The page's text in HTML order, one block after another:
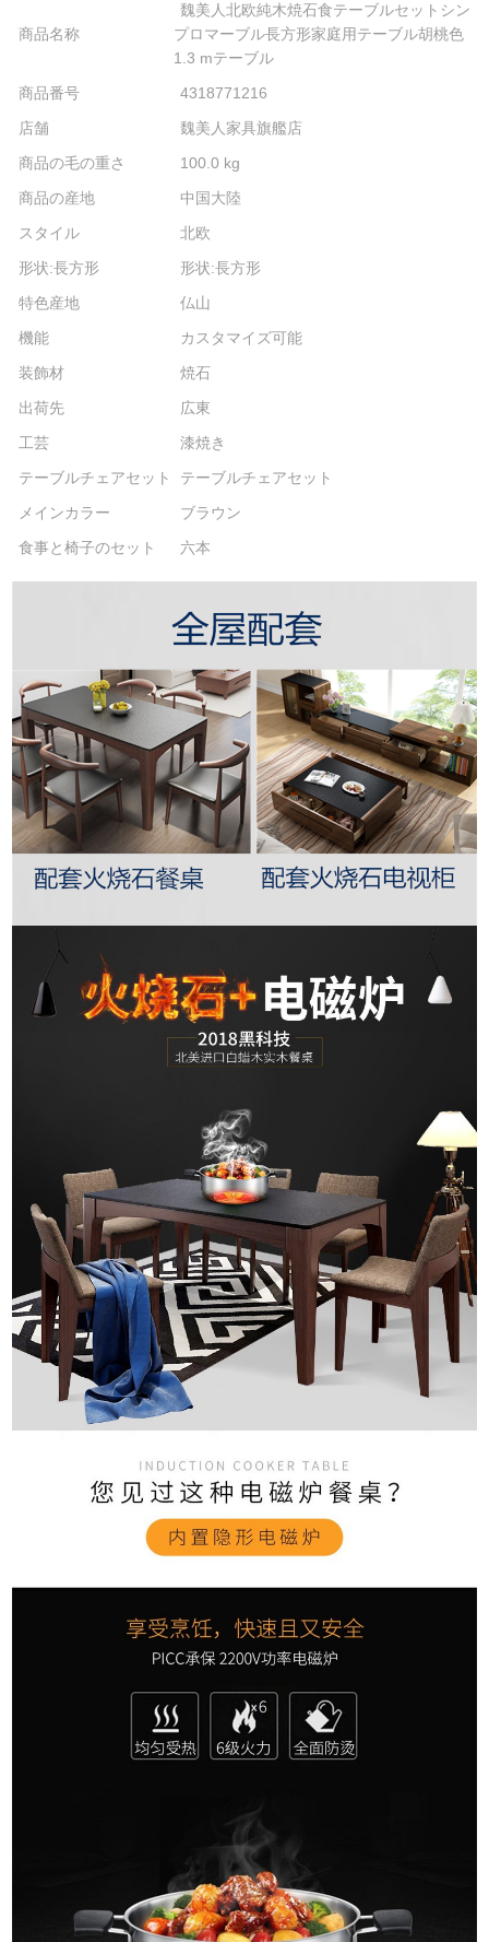
商品名称
魏美人北欧純木焼石食テーブルセットシン
プロマーブル長方形家庭用テーブル胡桃色
1.3 mテーブル
商品番号
4318771216
店舗
魏美人家具旗艦店
商品の毛の重さ
100.0 kg
商品の産地
中国大陸
スタイル
北欧
形状:長方形
形状:長方形
特色産地
仏山
機能
カスタマイズ可能
装飾材
焼石
出荷先
広東
工芸
漆焼き
テーブルチェアセット
テーブルチェアセット
メインカラー
ブラウン
食事と椅子のセット
六本